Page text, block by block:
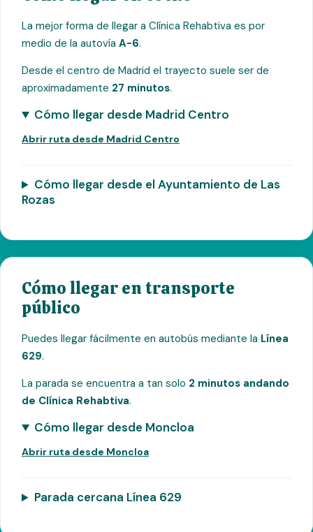
La mejor forma de llegar a Clínica Rehabtiva es por
medio de la autovía A-6.
Desde el centro de Madrid el trayecto suele ser de
aproximadamente 27 minutos.
Cómo llegar desde Madrid Centro
Abrir ruta desde Madrid Centro
Cómo llegar desde el Ayuntamiento de Las
Rozas
Cómo llegar en transporte
público
Puedes llegar fácilmente en autobús mediante la Línea
629.
La parada se encuentra a tan solo 2 minutos andando
de Clínica Rehabtiva.
Cómo llegar desde Moncloa
Abrir ruta desde Moncloa
Parada cercana Línea 629